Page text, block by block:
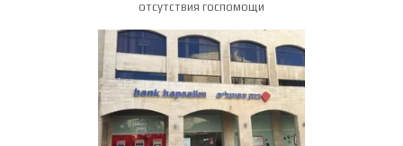
отсутствия госпомощи